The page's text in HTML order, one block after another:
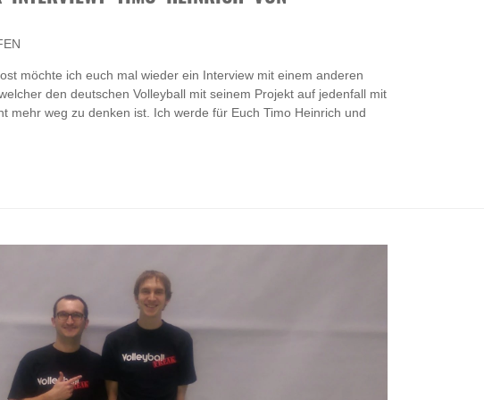
möchte ich euch mal wieder ein Interview mit einem anderen
den deutschen Volleyball mit seinem Projekt auf jedenfall mit
mehr weg zu denken ist. Ich werde für Euch Timo Heinrich und